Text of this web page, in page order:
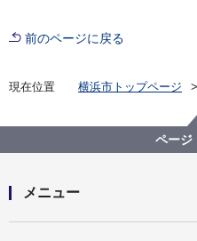
前のページに戻る
現在位置 横浜市トップページ
医療機関との連携に
施！
ページ
メニュー